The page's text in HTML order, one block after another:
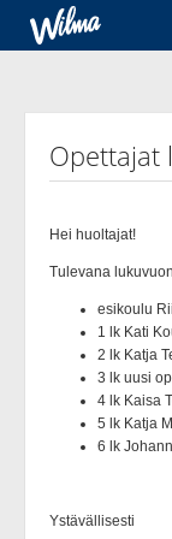
Opettajat